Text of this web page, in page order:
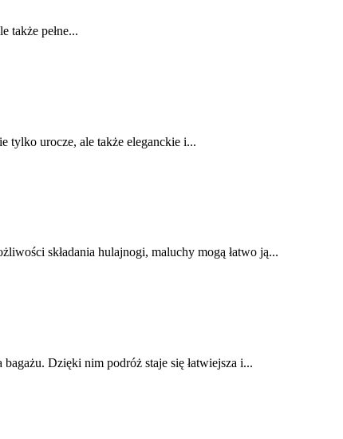
także pełne...
tylko urocze, ale także eleganckie i...
składania hulajnogi, maluchy mogą łatwo ją...
Dzięki nim podróż staje się łatwiejsza i...